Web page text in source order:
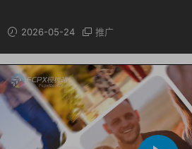
2026-05-24 推广